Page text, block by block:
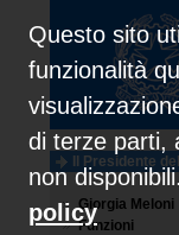
Questo sito
funzionalità
di terze parti,
non
policy
Il Presidente
Giorgia Meloni
Funzioni